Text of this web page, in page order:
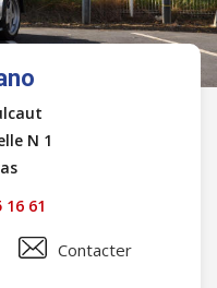
N 1
16 61
Contacter